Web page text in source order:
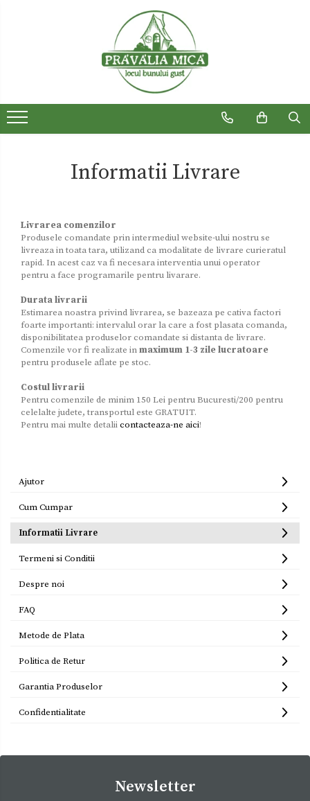
Dulceturi fara zahar
Paste
Sirop
Sosuri
Uleiuri
Zacusca
Informatii Livrare
Livrarea comenzilor
Produsele comandate prin intermediul website-ului nostru se
livreaza in toata tara, utilizand ca modalitate de livrare curieratul
rapid. In acest caz va fi necesara interventia unui operator
pentru a face programarile pentru livarare.
Durata livrarii
Estimarea noastra privind livrarea, se bazeaza pe cativa factori
foarte importanti: intervalul orar la care a fost plasata comanda,
disponibilitatea produselor comandate si distanta de livrare.
Comenzile vor fi realizate inmaximum 1-3 zile lucratoare
pentru produsele aflate pe stoc.
Costul livrarii
Pentru comenzile de minim 150 Lei pentru Bucuresti/200 pentru
celelalte judete, transportul este GRATUIT.
Pentru mai multe detaliicontacteaza-ne aici!
Ajutor
Cum Cumpar
Informatii Livrare
Termeni si Conditii
Despre noi
FAQ
Metode de Plata
Politica de Retur
Garantia Produselor
Confidentialitate
Newsletter